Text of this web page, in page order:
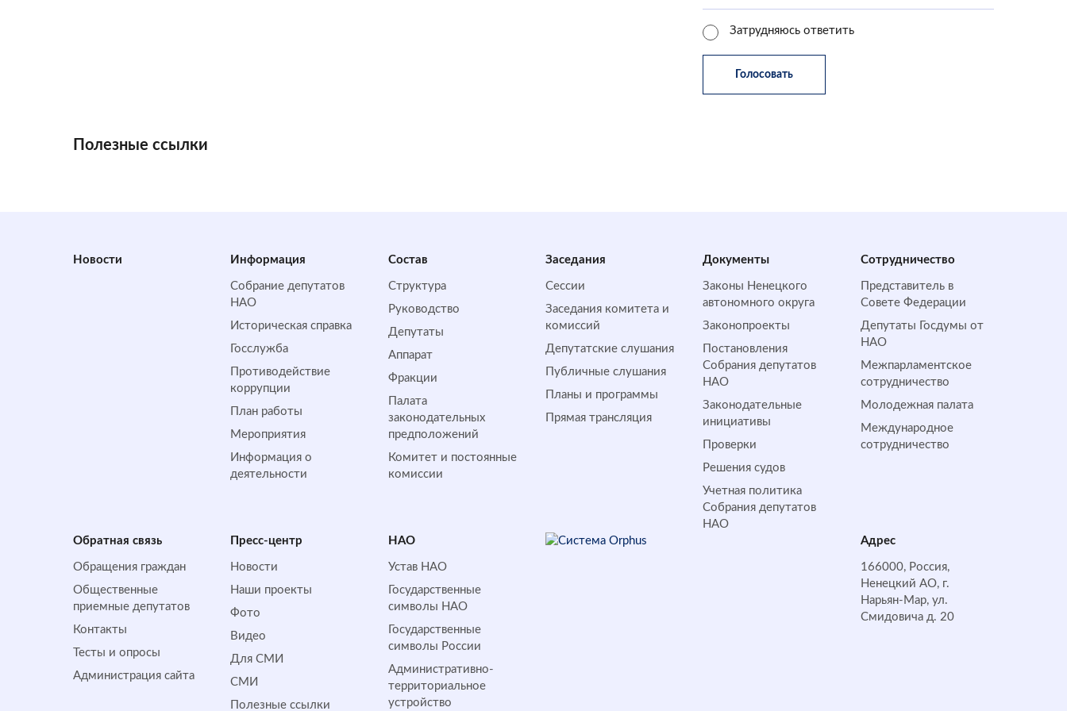
Затрудняюсь ответить
Полезные ссылки
Новости Информация
Собрание депутатов
НАО
Историческая справка
Госслужба
Противодействие
коррупции
План работы
Мероприятия
Информация о
деятельности
Состав
Структура
Руководство
Депутаты
Аппарат
Фракции
Палата
законодательных
предположений
Комитет и постоянные
комиссии
Заседания
Сессии
Заседания комитета и
комиссий
Депутатские слушания
Публичные слушания
Планы и программы
Прямая трансляция
Документы
Законы Ненецкого
автономного округа
Законопроекты
Постановления
Собрания депутатов
НАО
Законодательные
инициативы
Проверки
Решения судов
Учетная политика
Собрания депутатов
НАО
Сотрудничество
Представитель в
Совете Федерации
Депутаты Госдумы от
НАО
Межпарламентское
сотрудничество
Молодежная палата
Международное
сотрудничество
Обратная cвязь
Обращения граждан
Общественные
приемные депутатов
Контакты
Тесты и опросы
Администрация сайта
Пресс-центр
Новости
Наши проекты
Фото
Видео
Для СМИ
СМИ
Полезные ссылки
НАО
Устав НАО
Государственные
символы НАО
Государственные
символы России
Административно-
территориальное
устройство
Адрес
166000, Россия,
Ненецкий АО, г.
Нарьян-Мар, ул.
Смидовича д. 20